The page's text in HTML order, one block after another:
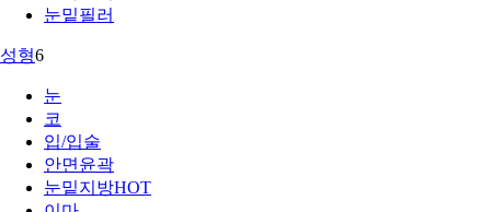
눈밑필러
성형6
눈
코
입/입술
안면윤곽
눈밑지방HOT